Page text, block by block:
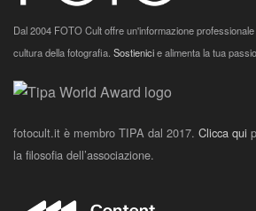
Dal 2004 FOTO Cult offre un'informazione
cultura della fotografia. Sostienicie alimenta la tua
fotocult.it è membro TIPA dal 2017. Clicca qui
la filosofia dell’associazione.